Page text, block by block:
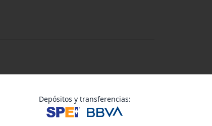
Depósitos y transferencias: